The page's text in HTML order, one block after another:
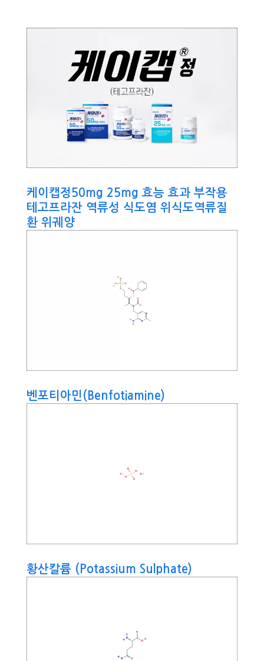
케이캡정50mg 25mg 효능 효과 부작용
테고프라잔 역류성 식도염 위식도역류질
환 위궤양
벤포티아민(Benfotiamine)
황산칼륨 (Potassium Sulphate)